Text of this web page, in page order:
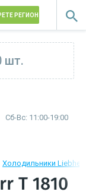
РЕГИОН
шт.
Сб-Вс: 11:00-19:00
Холодильники Liebherr
T 1810